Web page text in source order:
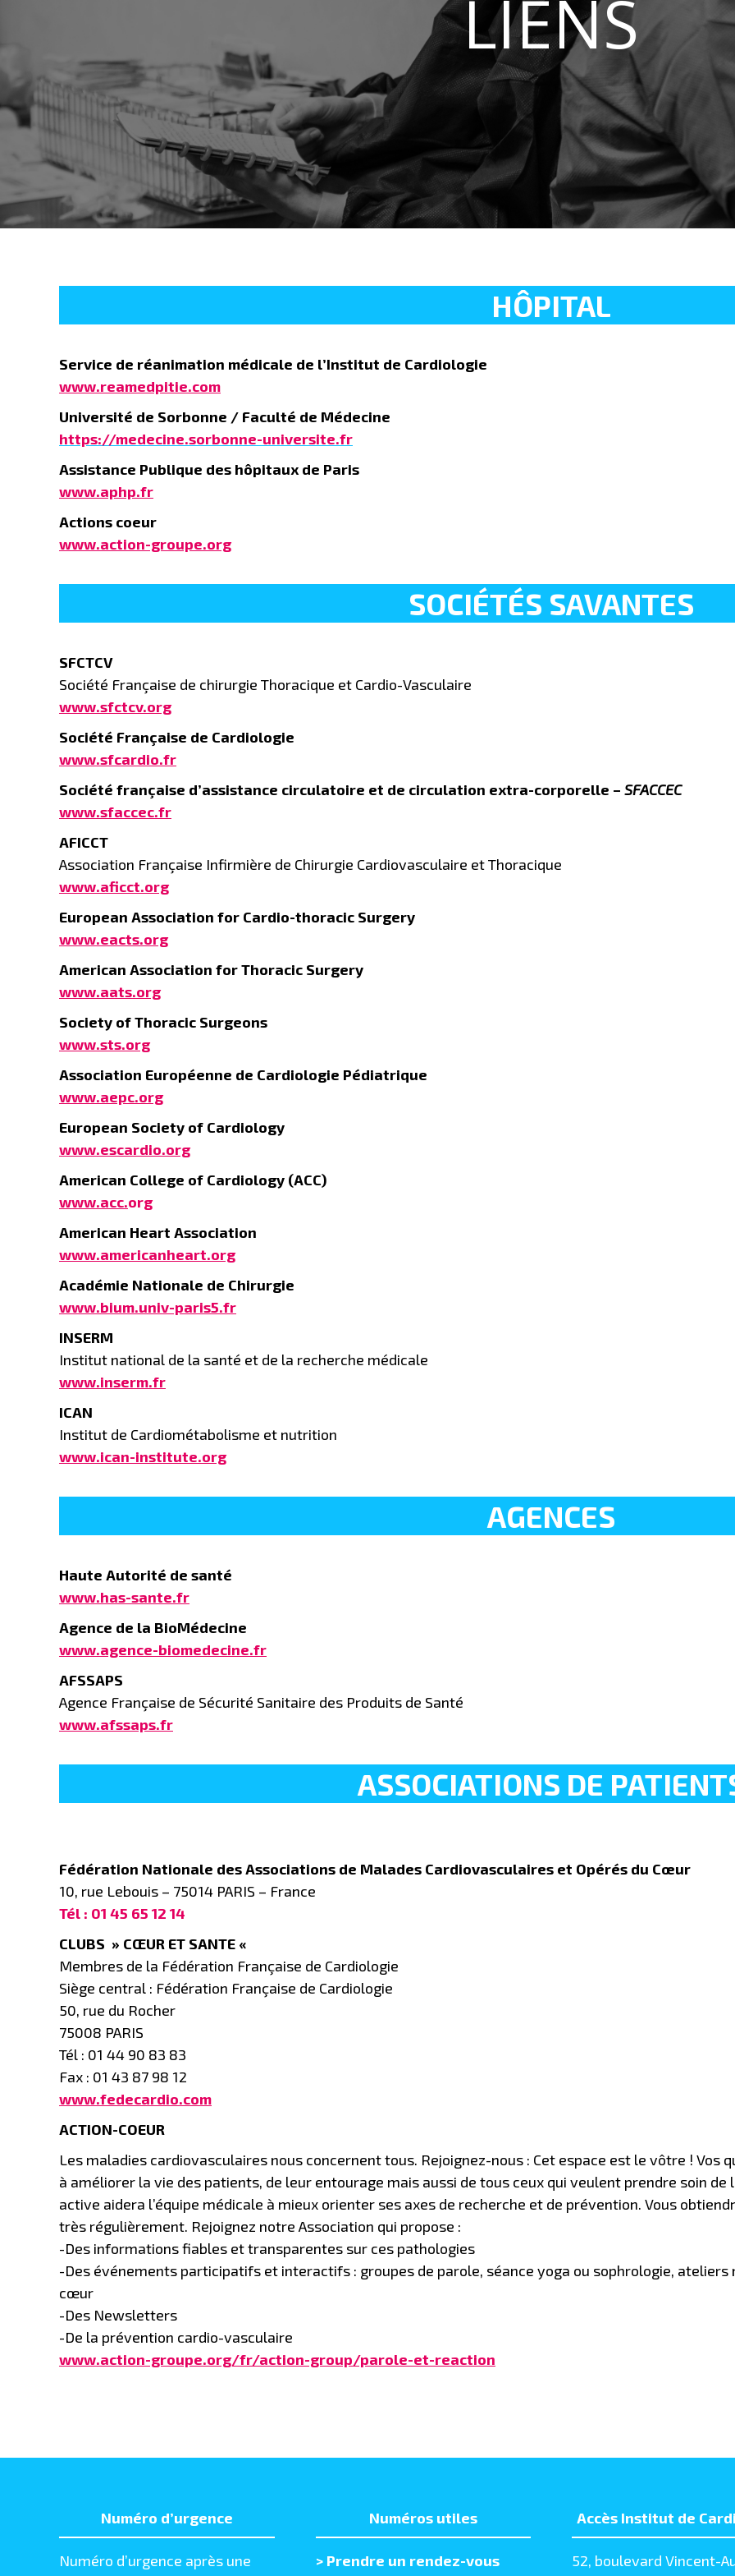
LIENS
HÔPITAL
Service de réanimation médicale de l’Institut de Cardiologie
www.reamedpitie.com
Université de Sorbonne / Faculté de Médecine
https://medecine.sorbonne-universite.fr
Assistance Publique des hôpitaux de Paris
www.aphp.fr
Actions coeur
www.action-groupe.org
SOCIÉTÉS SAVANTES
SFCTCV
Société Française de chirurgie Thoracique et Cardio-Vasculaire
www.sfctcv.org
Société Française de Cardiologie
www.sfcardio.fr
Société française d’assistance circulatoire et de circulation extra-corporelle – SFACCEC
www.sfaccec.fr
AFICCT
Association Française Infirmière de Chirurgie Cardiovasculaire et Thoracique
www.aficct.org
European Association for Cardio-thoracic Surgery
www.eacts.org
American Association for Thoracic Surgery
www.aats.org
Society of Thoracic Surgeons
www.sts.org
Association Européenne de Cardiologie Pédiatrique
www.aepc.org
European Society of Cardiology
www.escardio.org
American College of Cardiology (ACC)
www.acc.org
American Heart Association
www.americanheart.org
Académie Nationale de Chirurgie
www.bium.univ-paris5.fr
INSERM
Institut national de la santé et de la recherche médicale
www.inserm.fr
ICAN
Institut de Cardiométabolisme et nutrition
www.ican-institute.org
AGENCES
Haute Autorité de santé
www.has-sante.fr
Agence de la BioMédecine
www.agence-biomedecine.fr
AFSSAPS
Agence Française de Sécurité Sanitaire des Produits de Santé
www.afssaps.fr
ASSOCIATIONS DE
Fédération Nationale des Associations de Malades Cardiovasculaires et Opérés du Cœur
10, rue Lebouis – 75014 PARIS – France
Tél : 01 45 65 12 14
CLUBS » CŒUR ET SANTE «
Membres de la Fédération Française de Cardiologie
Siège central : Fédération Française de Cardiologie
50, rue du Rocher
75008 PARIS
Tél : 01 44 90 83 83
Fax : 01 43 87 98 12
www.fedecardio.com
ACTION-COEUR
Les maladies cardiovasculaires nous concernent tous. Rejoignez-nous : Cet espace est le vôtre !
à améliorer la vie des patients, de leur entourage mais aussi de tous ceux qui veulent prendre soin
active aidera l’équipe médicale à mieux orienter ses axes de recherche et de prévention. Vous
très régulièrement. Rejoignez notre Association qui propose :
-Des informations fiables et transparentes sur ces pathologies
-Des événements participatifs et interactifs : groupes de parole, séance yoga ou sophrologie,
cœur
-Des Newsletters
-De la prévention cardio-vasculaire
www.action-groupe.org/fr/action-group/parole-et-reaction
Numéro d’urgence
Numéro d’urgence après une
Numéros utiles
> Prendre un rendez-vous
Accès Institut de
52, boulevard Vincent-